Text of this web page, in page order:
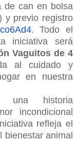
de can en bolsa
y previo registro
. Todo el
iniciativa será
Vaguitos de 4
al cuidado y
en nuestra
una historia
incondicional
refleja el
bienestar animal